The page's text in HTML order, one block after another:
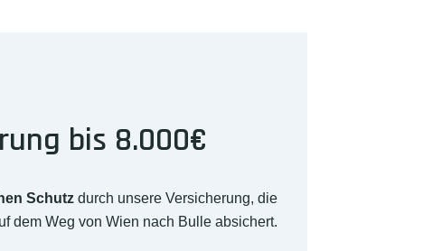
bis 8.000€
Schutzdurch unsere Versicherung, die
dem Weg von Wien nach Bulle absichert.